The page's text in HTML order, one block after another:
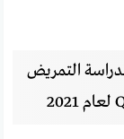
التمريض